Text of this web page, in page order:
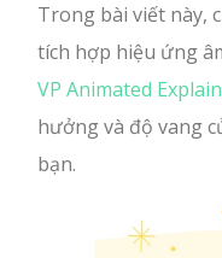
Trong bài viết này,
tích hợp hiệu ứng
VP Animated
hưởng và độ vang
bạn.